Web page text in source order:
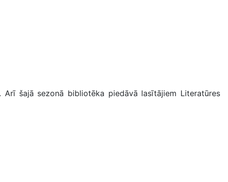
šajā sezonā bibliotēka piedāvā lasītājiem Literatūres